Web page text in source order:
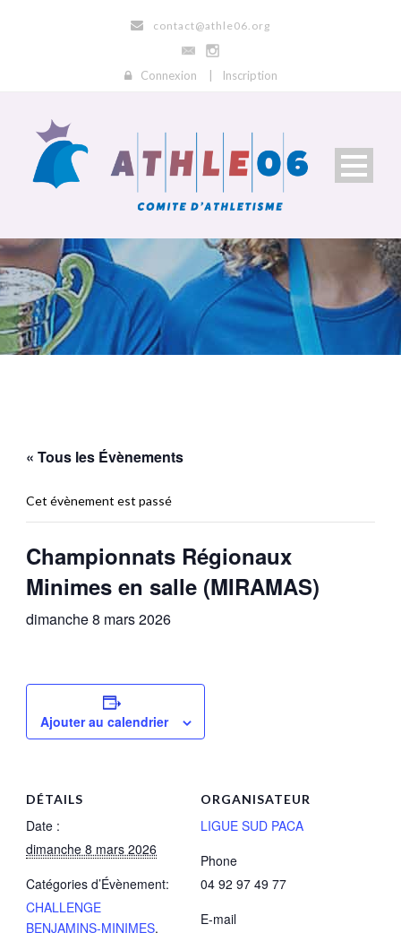
contact@athle06.org
Connexion Inscription
« Tous les Évènements
Cet évènement est passé
Championnats Régionaux
Minimes en salle (MIRAMAS)
dimanche 8 mars 2026
Ajouter au calendrier
DÉTAILS
Date :
dimanche 8 mars 2026
Catégories d’Évènement:
CHALLENGE
BENJAMINS-MINIMES,
ORGANISATEUR
LIGUE SUD PACA
Phone
04 92 97 49 77
E-mail